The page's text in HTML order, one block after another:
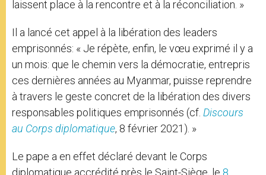
laissent place à la rencontre et à la réconciliation. »
Il a lancé cet appel à la libération des leaders
emprisonnés: « Je répète, enfin, le vœu exprimé il y a
un mois: que le chemin vers la démocratie, entrepris
ces dernières années au Myanmar, puisse reprendre
à travers le geste concret de la libération des divers
responsables politiques emprisonnés (cf. Discours
au Corps diplomatique, 8 février 2021). »
Le pape a en effet déclaré devant le Corps